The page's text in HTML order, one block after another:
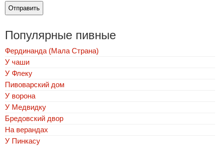
Популярные пивные
Фердинанда (Мала Страна)
У чаши
У Флеку
Пивоварский дом
У ворона
У Медвидку
Бредовский двор
На верандах
У Пинкасу